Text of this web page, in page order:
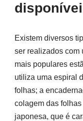
Existem diversos
ser realizados com
mais populares
utiliza uma espiral
folhas; a
colagem das
japonesa, que é